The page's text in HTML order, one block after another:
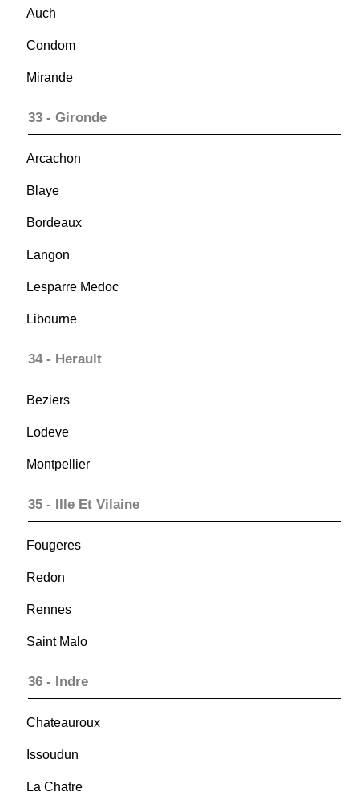
Auch
Condom
Mirande
33 - Gironde
Arcachon
Blaye
Bordeaux
Langon
Lesparre Medoc
Libourne
34 - Herault
Beziers
Lodeve
Montpellier
35 - Ille Et Vilaine
Fougeres
Redon
Rennes
Saint Malo
36 - Indre
Chateauroux
Issoudun
La Chatre